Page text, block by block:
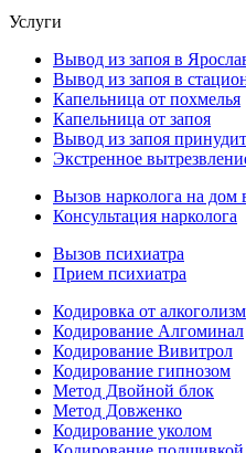
Услуги
Вывод из запоя в
Вывод из запоя в
Капельница от похмелья
Капельница от запоя
Вывод из запоя
Экстренное
Вызов нарколога на дом
Консультация нарколога
Вызов психиатра
Прием психиатра
Кодировка от
Кодирование Алгоминал
Кодирование Вивитрол
Кодирование гипнозом
Метод Двойной блок
Метод Довженко
Кодирование уколом